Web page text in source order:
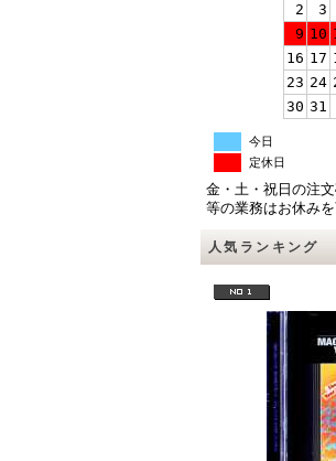
2
3
9 10
16 17
23 24
30 31
今日
定休日
金・土・祝日の注
等の業務はお休み
人気ランキング